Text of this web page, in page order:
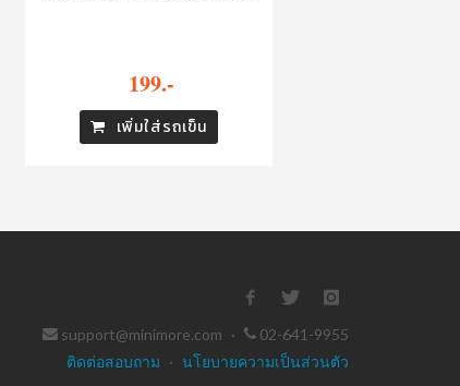
199.-
เพิ่มใส่รถเข็น
support@minimore.com ·
02-641-9955
ติดต่อสอบถาม · นโยบายความเป็นส่วนตัว